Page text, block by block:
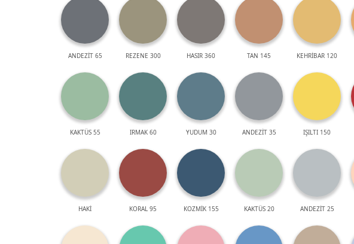
ANDEZİT 65 REZENE 300 HASIR 360 TAN 145 KEHRİBAR 120
KAKTÜS 55 IRMAK 60 YUDUM 30 ANDEZİT 35 IŞILTI 150
HAKİ KORAL 95 KOZMİK 155 KAKTÜS 20 ANDEZİT 25